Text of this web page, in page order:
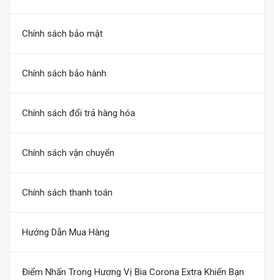
Chính sách bảo mật
Chính sách bảo hành
Chính sách đổi trả hàng hóa
Chính sách vận chuyển
Chính sách thanh toán
Hướng Dẫn Mua Hàng
Điểm Nhấn Trong Hương Vị Bia Corona Extra Khiến Bạn